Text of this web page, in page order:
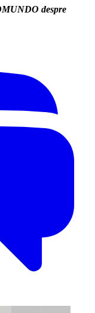
despre